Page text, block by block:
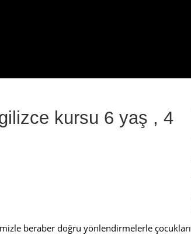
kursu 6 yaş , 4
beraber doğru yönlendirmelerle çocukları